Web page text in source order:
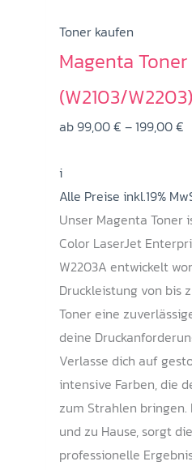
Toner kaufen
Magenta
(W2103/W2203)
ab99,00€ –199,00€
i
Alle Preise inkl.19%
Unser Magenta Toner
Color LaserJet
W2203A entwickelt
Druckleistung von bis
Toner eine
deine
Verlasse dich auf
intensive Farben, die
zum Strahlen
und zu Hause, sorgt
professionelle